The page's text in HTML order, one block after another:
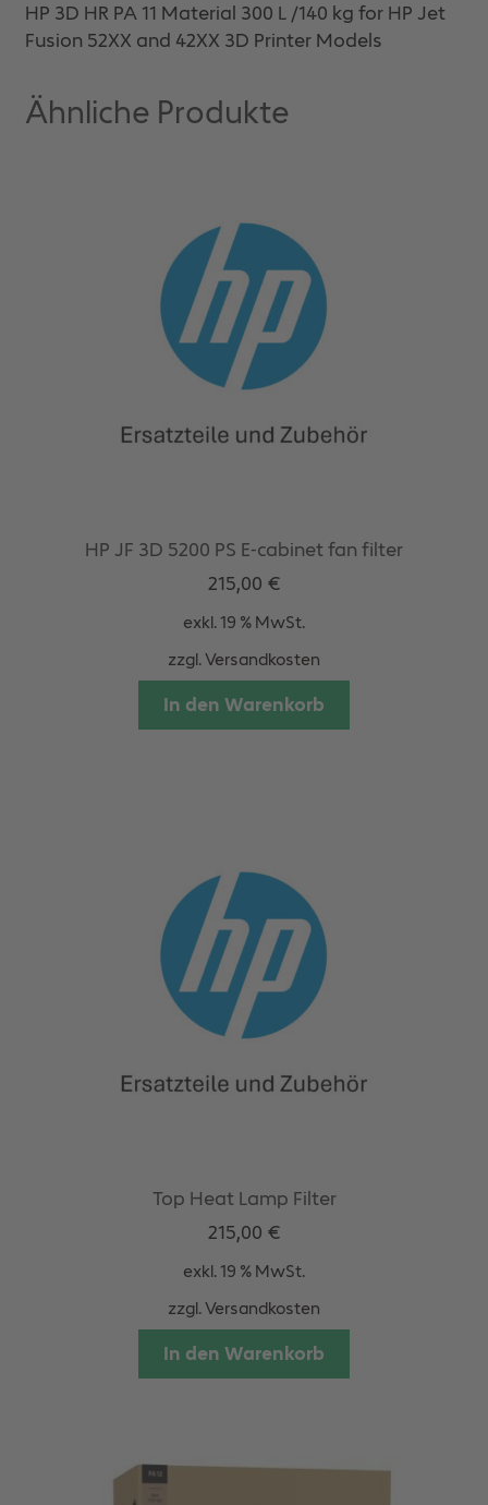
HP 3D HR PA 11 Material 300 L /140 kg for HP Jet
Fusion 52XX and 42XX 3D Printer Models
Ähnliche Produkte
HP JF 3D 5200 PS E-cabinet fan filter
215,00 €
exkl. 19 % MwSt.
zzgl.Versandkosten
In den Warenkorb
Top Heat Lamp Filter
215,00 €
exkl. 19 % MwSt.
zzgl.Versandkosten
In den Warenkorb